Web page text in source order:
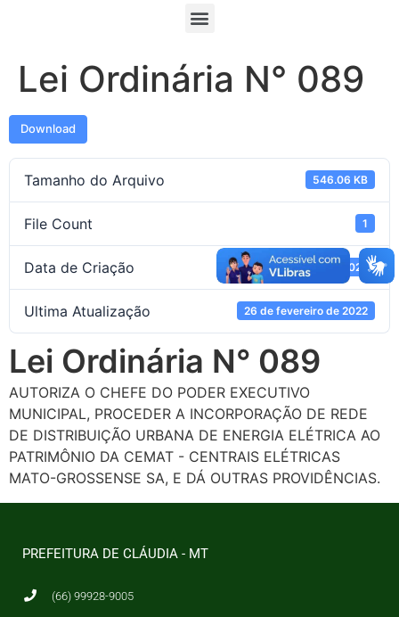
Lei Ordinária N° 089
Download
Tamanho do Arquivo 546.06 KB
File Count 1
Data de Criação 26 de fevereiro de 2022
Ultima Atualização 26 de fevereiro de 2022
Lei Ordinária N° 089
AUTORIZA O CHEFE DO PODER EXECUTIVO
MUNICIPAL, PROCEDER A INCORPORAÇÃO DE REDE
DE DISTRIBUIÇÃO URBANA DE ENERGIA ELÉTRICA AO
PATRIMÔNIO DA CEMAT - CENTRAIS ELÉTRICAS
MATO-GROSSENSE SA, E DÁ OUTRAS PROVIDÊNCIAS.
PREFEITURA DE CLÁUDIA - MT
(66) 99928-9005